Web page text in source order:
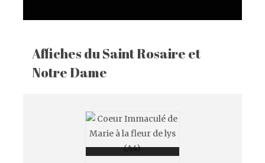
Affiches du Saint Rosaire et
Notre Dame
AJOUTER AU